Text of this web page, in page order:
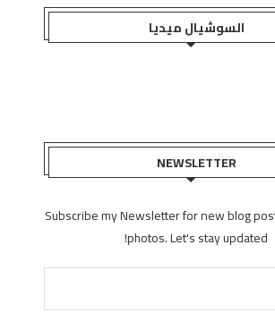
السوشيال ميديا
NEWSLETTER
Subscribe my Newsletter for new blog
photos. Let's stay updated!